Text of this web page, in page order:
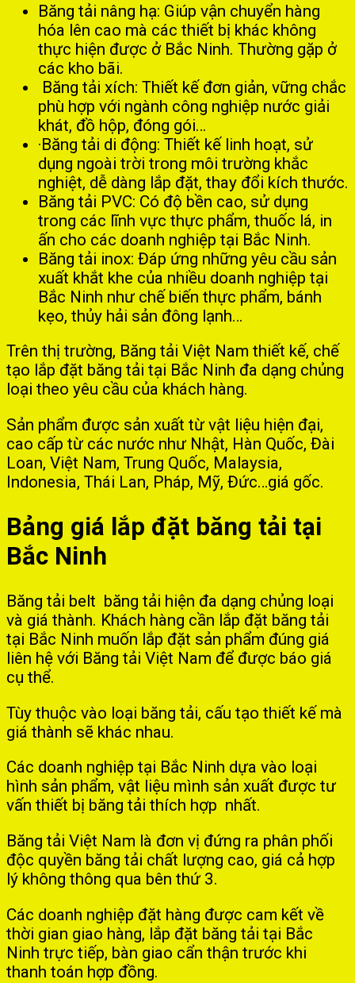
Băng tải nâng hạ: Giúp vận chuyển hàng
hóa lên cao mà các thiết bị khác không
thực hiện được ở Bắc Ninh. Thường gặp ở
các kho bãi.
Băng tải xích: Thiết kế đơn giản, vững chắc
phù hợp với ngành công nghiệp nước giải
khát, đồ hộp, đóng gói…
·Băng tải di động: Thiết kế linh hoạt, sử
dụng ngoài trời trong môi trường khắc
nghiệt, dễ dàng lắp đặt, thay đổi kích thước.
Băng tải PVC: Có độ bền cao, sử dụng
trong các lĩnh vực thực phẩm, thuốc lá, in
ấn cho các doanh nghiệp tại Bắc Ninh.
Băng tải inox: Đáp ứng những yêu cầu sản
xuất khắt khe của nhiều doanh nghiệp tại
Bắc Ninh như chế biến thực phẩm, bánh
kẹo, thủy hải sản đông lạnh…
Trên thị trường, Băng tải Việt Nam thiết kế, chế
tạo lắp đặt băng tải tại Bắc Ninh đa dạng chủng
loại theo yêu cầu của khách hàng.
Sản phẩm được sản xuất từ vật liệu hiện đại,
cao cấp từ các nước như Nhật, Hàn Quốc, Đài
Loan, Việt Nam, Trung Quốc, Malaysia,
Indonesia, Thái Lan, Pháp, Mỹ, Đức…giá gốc.
Bảng giá lắp đặt băng tải tại
Bắc Ninh
Băng tải belt băng tải hiện đa dạng chủng loại
và giá thành. Khách hàng cần lắp đặt băng tải
tại Bắc Ninh muốn lắp đặt sản phẩm đúng giá
liên hệ với Băng tải Việt Nam để được báo giá
cụ thể.
Tùy thuộc vào loại băng tải, cấu tạo thiết kế mà
giá thành sẽ khác nhau.
Các doanh nghiệp tại Bắc Ninh dựa vào loại
hình sản phẩm, vật liệu mình sản xuất được tư
vấn thiết bị băng tải thích hợp nhất.
Băng tải Việt Nam là đơn vị đứng ra phân phối
độc quyền băng tải chất lượng cao, giá cả hợp
lý không thông qua bên thứ 3.
Các doanh nghiệp đặt hàng được cam kết về
thời gian giao hàng, lắp đặt băng tải tại Bắc
Ninh trực tiếp, bàn giao cẩn thận trước khi
thanh toán hợp đồng.